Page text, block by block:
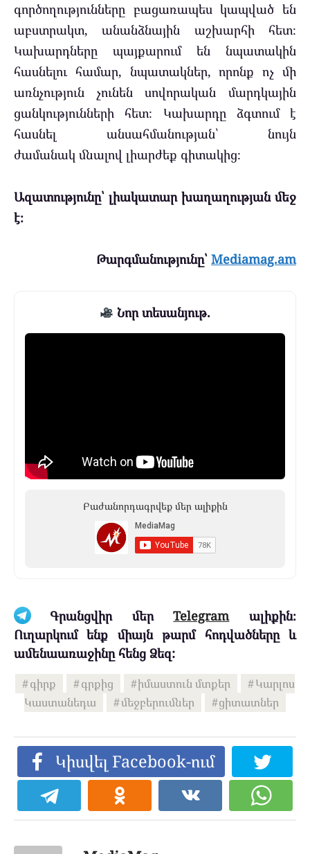
գործողությունները բացառապես կապված են
աբստրակտ, անանձնային աշխարհի հետ։
Կախարդները պայքարում են նպատակին
հասնելու համար, նպատակներ, որոնք ոչ մի
առնչություն չունեն սովորական մարդկային
ցանկությունների հետ։ Կախարդը ձգտում է
հասնել անսահմանության՝ նույն
ժամանակ մնալով լիարժեք գիտակից։
Ազատությունը՝ լիակատար խաղաղության մեջ
է։
Թարգմանությունը՝ Mediamag.am
Նոր տեսանյութ.
Բաժանորդագրվեք մեր ալիքին
Գրանցվիր մերTelegramալիքին։
Ուղարկում ենք միայն թարմ հոդվածները և
ամենաառաջինը հենց Ձեզ:
գիրք գրքից իմաստուն մտքեր
Կարլոս
Կաստանեդա
մեջբերումներ ցիտատներ
Կիսվել Facebook-ում